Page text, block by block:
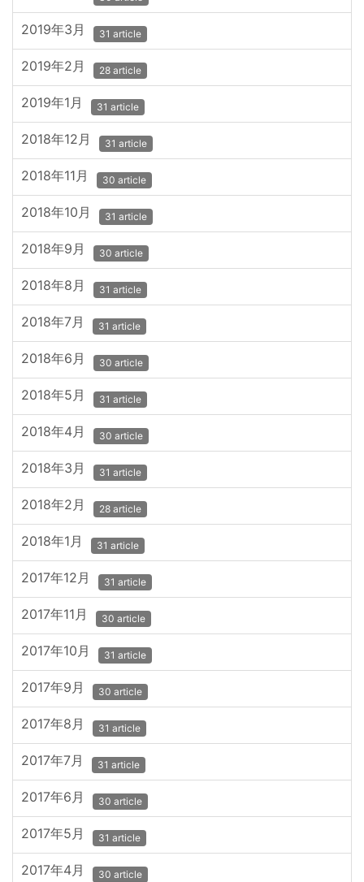
2019年3月 31 article
2019年2月 28 article
2019年1月 31 article
2018年12月 31 article
2018年11月 30 article
2018年10月 31 article
2018年9月 30 article
2018年8月 31 article
2018年7月 31 article
2018年6月 30 article
2018年5月 31 article
2018年4月 30 article
2018年3月 31 article
2018年2月 28 article
2018年1月 31 article
2017年12月 31 article
2017年11月 30 article
2017年10月 31 article
2017年9月 30 article
2017年8月 31 article
2017年7月 31 article
2017年6月 30 article
2017年5月 31 article
2017年4月 30 article